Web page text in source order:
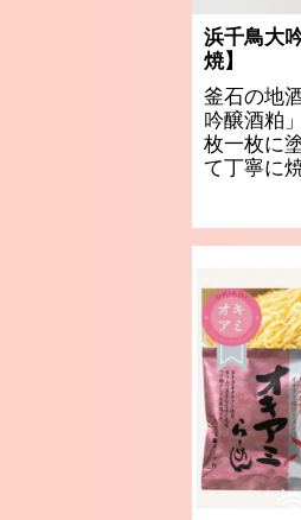
浜千鳥大
焼】
釜石の地
吟醸酒粕
枚一枚に
て丁寧に